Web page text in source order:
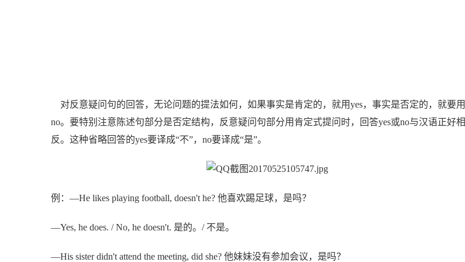
对反意疑问句的回答，无论问题的提法如何，如果事实是肯定的，就用yes，事实是否定的，就要用
no。要特别注意陈述句部分是否定结构，反意疑问句部分用肯定式提问时，回答yes或no与汉语正好相
反。这种省略回答的yes要译成“不”，no要译成“是”。
例：—He likes playing football, doesn't he? 他喜欢踢足球，是吗？
—Yes, he does. / No, he doesn't. 是的。/ 不是。
—His sister didn't attend the meeting, did she? 他妹妹没有参加会议，是吗？